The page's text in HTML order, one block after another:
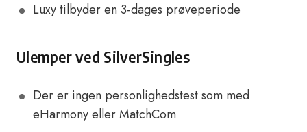
Luxy tilbyder en 3-dages prøveperiode
Ulemper ved SilverSingles
Der er ingen personlighedstest som med
eHarmony eller MatchCom